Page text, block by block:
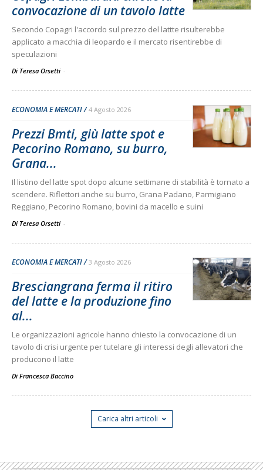
convocazione di un tavolo latte
Secondo Copagri l'accordo sul prezzo del lattte risulterebbe
applicato a macchia di leopardo e il mercato risentirebbe di
speculazioni
Di Teresa Orsetti -
ECONOMIA E MERCATI 4 Agosto 2026
Prezzi Bmti, giù latte spot e
Pecorino Romano, su burro,
Grana...
Il listino del latte spot dopo alcune settimane di stabilità è tornato a
scendere. Riflettori anche su burro, Grana Padano, Parmigiano
Reggiano, Pecorino Romano, bovini da macello e suini
Di Teresa Orsetti -
ECONOMIA E MERCATI 3 Agosto 2026
Bresciangrana ferma il ritiro
del latte e la produzione fino
al...
Le organizzazioni agricole hanno chiesto la convocazione di un
tavolo di crisi urgente per tutelare gli interessi degli allevatori che
producono il latte
Di Francesca Baccino
Carica altri articoli